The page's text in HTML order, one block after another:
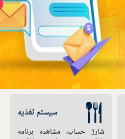
سیستم تغذیه
شارژ حساب، مشاهده برنامه